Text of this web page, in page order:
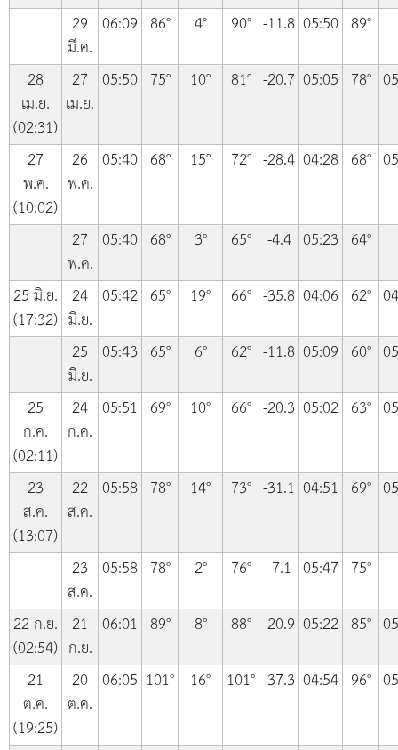
29
มี.ค.
06:09 86° 4° 90° -11.8 05:50 89°
28
เม.ย.
(02:31)
27
เม.ย.
05:50 75° 10° 81° -20.7 05:05 78°
27
พ.ค.
(10:02)
26
พ.ค.
05:40 68° 15° 72° -28.4 04:28 68°
27
พ.ค.
05:40 68° 3° 65° -4.4 05:23 64°
25 มิ.ย.
(17:32)
24
มิ.ย.
05:42 65° 19° 66° -35.8 04:06 62°
25
มิ.ย.
05:43 65° 6° 62° -11.8 05:09 60°
25
ก.ค.
(02:11)
24
ก.ค.
05:51 69° 10° 66° -20.3 05:02 63°
23
ส.ค.
(13:07)
22
ส.ค.
05:58 78° 14° 73° -31.1 04:51 69°
23
ส.ค.
05:58 78° 2° 76° -7.1 05:47 75°
22 ก.ย.
(02:54)
21
ก.ย.
06:01 89° 8° 88° -20.9 05:22 85°
21
ต.ค.
(19:25)
20
ต.ค.
06:05 101° 16° 101° -37.3 04:54 96°